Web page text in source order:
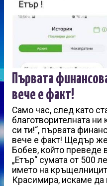
Първата
вече е факт!
Само час, след като
благотворителната ни
си ти!“, първата
вече е факт! Щедър
Бобев, който преведе
„Етър“ сумата от 500
името на
Красимира, искаме да